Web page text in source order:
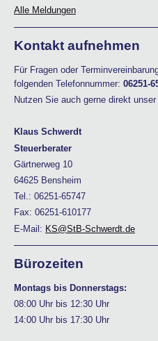
Alle Meldungen
Kontakt aufnehmen
Für Fragen oder
folgenden Telefonnummer: 06251-
Nutzen Sie auch gerne direkt unser
Klaus Schwerdt
Steuerberater
Gärtnerweg 10
64625 Bensheim
Tel.: 06251-65747
Fax: 06251-610177
E-Mail: KS@StB-Schwerdt.de
Bürozeiten
Montags bis Donnerstags:
08:00 Uhr bis 12:30 Uhr
14:00 Uhr bis 17:30 Uhr